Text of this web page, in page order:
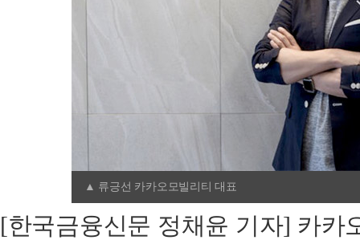
▲ 류긍선 카카오모빌리티 대표
[한국금융신문 정채윤 기자] 카카